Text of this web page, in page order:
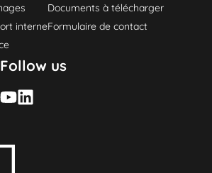
interne
Documents à télécharger
Formulaire de contact
Follow us